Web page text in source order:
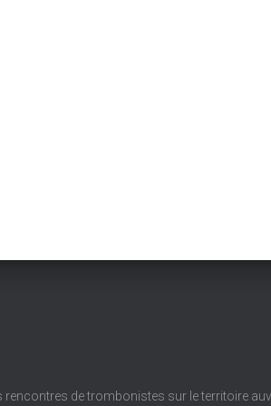
de trombonistes sur le territoire